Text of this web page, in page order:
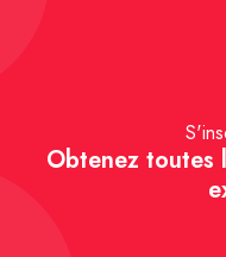
Obtenez toutes